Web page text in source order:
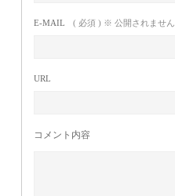
E-MAIL ( 必須 ) ※ 公開されません
URL
コメント内容